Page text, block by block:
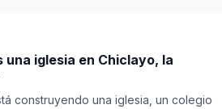
iglesia en Chiclayo, la
construyendo una iglesia, un colegio